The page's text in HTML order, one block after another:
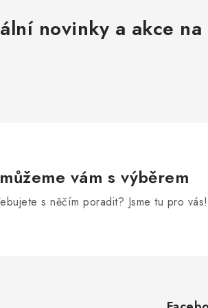
novinky a akce na
vám s výběrem
s něčím poradit? Jsme tu pro vás!